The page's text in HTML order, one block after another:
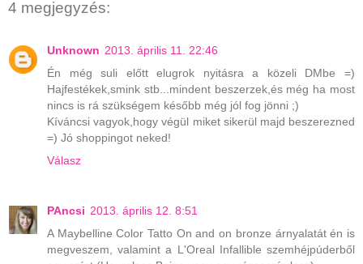
4 megjegyzés:
Unknown 2013. április 11. 22:46
Én még suli előtt elugrok nyitásra a közeli DMbe =)
Hajfestékek,smink stb...mindent beszerzek,és még ha most
nincs is rá szükségem később még jól fog jönni ;)
Kíváncsi vagyok,hogy végül miket sikerül majd beszerezned
=) Jó shoppingot neked!
Válasz
PAncsi 2013. április 12. 8:51
A Maybelline Color Tatto On and on bronze árnyalatát én is
megveszem, valamint a L'Oreal Infallible szemhéjpúderből